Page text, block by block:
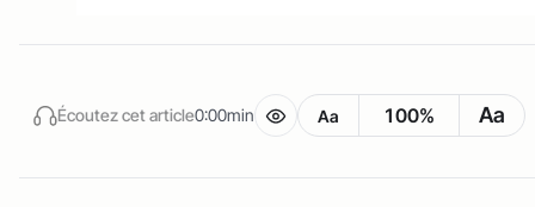
Écoutez cet article0:00min Aa 100% Aa